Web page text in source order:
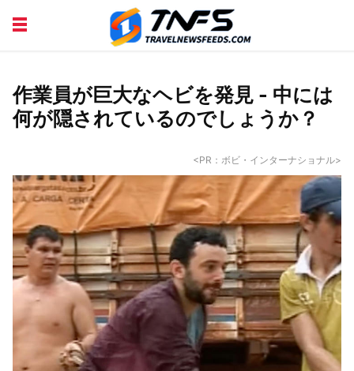
DISCOVER PLACES TIPS AND TRICKS
作業員が巨大なヘビを発見 - 中には
何が隠されているのでしょうか？
<PR：ボビ・インターナショナル>